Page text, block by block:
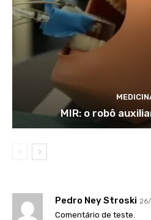
MIR: o robô
Pedro Ney Stroski
Comentário de teste.